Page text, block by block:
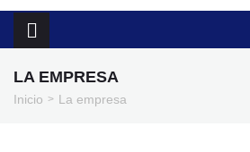
LA EMPRESA
Inicio > La empresa